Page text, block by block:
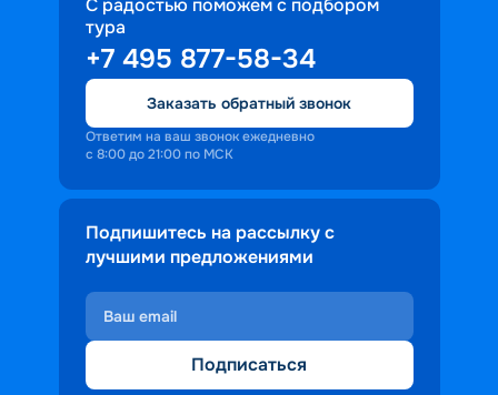
доброжелательность и заинтересованность
персонала корабля в каждом госте.
Ступая на борт теплохода, пассажиры
попадают в совершенно иную атмосферу,
где властвует тяга к приключениям и
открытиям.
тура
+7 495 877-58-34
Заказать обратный звонок
Ответим на ваш звонок ежедневно
с 8:00 до 21:00 по МСК
Подпишитесь на рассылку с
лучшими предложениями
Подписаться